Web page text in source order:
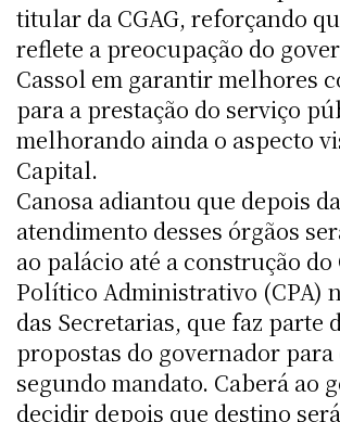
titular da CGAG, reforçando
reflete a preocupação do
Cassol em garantir melhores
para a prestação do serviço
melhorando ainda o aspecto
Capital.
Canosa adiantou que depois
atendimento desses órgãos
ao palácio até a construção do
Político Administrativo (CPA)
das Secretarias, que faz parte
propostas do governador para
segundo mandato. Caberá ao
decidir depois que destino